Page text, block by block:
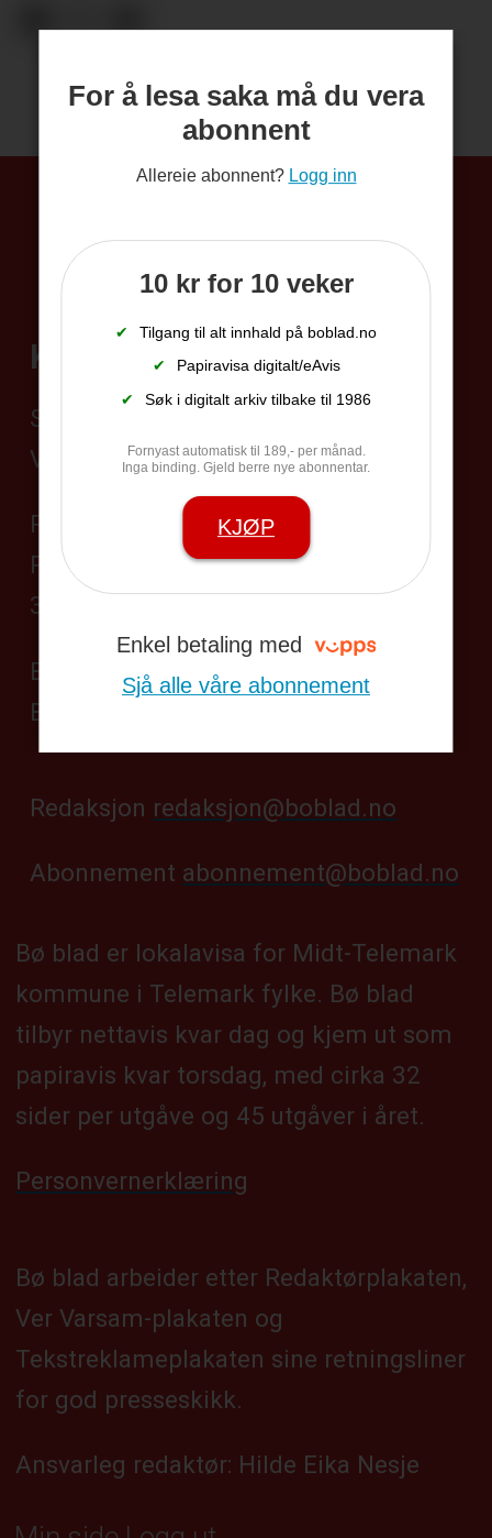
For å lesa saka må du vera
abonnent
Allereie abonnent? Logg inn
10 kr for 10 veker
✔
Tilgang til alt innhald på boblad.no
✔
Papiravisa digitalt/eAvis
✔
Søk i digitalt arkiv tilbake til 1986
Fornyast automatisk til 189,- per månad.
Inga binding. Gjeld berre nye abonnentar.
KJØP
Enkel betaling med
Sjå alle våre abonnement
Kontakt
Sentralbord 35 95 19 45
Vakttelefon 406 24 528
Postadresse:
Postboks 104,
3833 Bø i Telemark
Besøksadresse:
Bøgata 69, Bø sentrum
Redaksjon redaksjon@boblad.no
Abonnement abonnement@boblad.no
Bø blad er lokalavisa for Midt-Telemark
kommune i Telemark fylke. Bø blad
tilbyr nettavis kvar dag og kjem ut som
papiravis kvar torsdag, med cirka 32
sider per utgåve og 45 utgåver i året.
Personvernerklæring
Bø blad arbeider etter Redaktørplakaten,
Ver Varsam-plakaten og
Tekstreklameplakaten sine retningsliner
for god presseskikk.
Ansvarleg redaktør: Hilde Eika Nesje